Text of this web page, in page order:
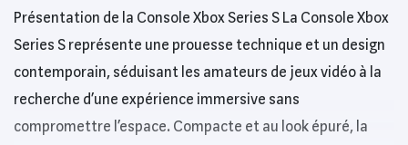
Présentation de la Console Xbox Series S La Console Xbox
Series S représente une prouesse technique et un design
contemporain, séduisant les amateurs de jeux vidéo à la
recherche d’une expérience immersive sans
compromettre l’espace. Compacte et au look épuré, la